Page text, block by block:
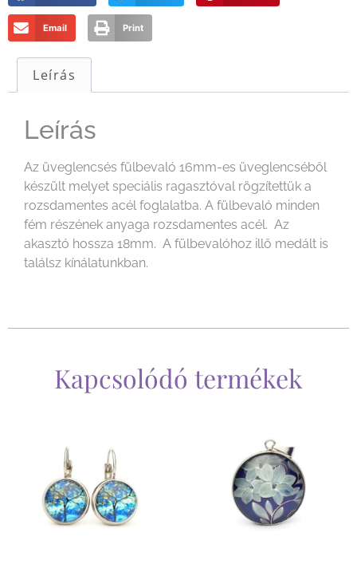
Email Print
Leírás
Leírás
Az üveglencsés fülbevaló 16mm-es üveglencséből
készült melyet speciális ragasztóval rögzítettük a
rozsdamentes acél foglalatba. A fülbevaló minden
fém részének anyaga rozsdamentes acél. Az
akasztó hossza 18mm. A fülbevalóhoz illő medált is
találsz kínálatunkban.
Kapcsolódó termékek